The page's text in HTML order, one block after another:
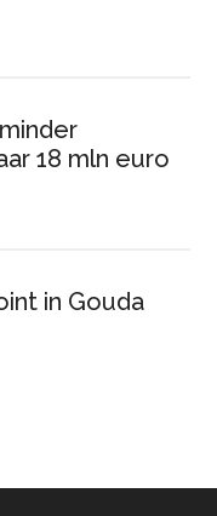
18 mln euro
in Gouda